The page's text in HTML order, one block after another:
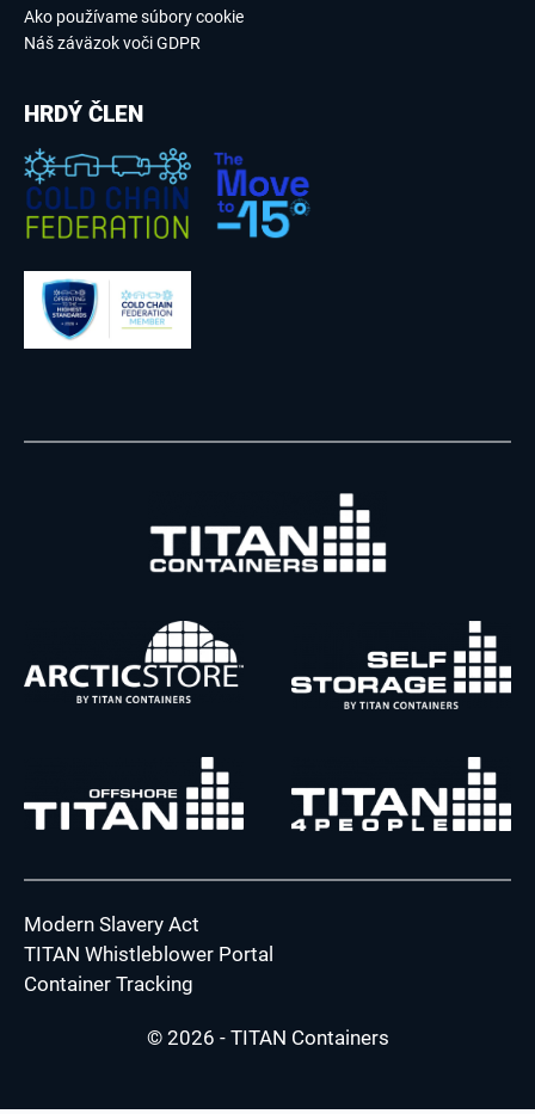
Ako používame súbory cookie
Náš záväzok voči GDPR
HRDÝ ČLEN
Modern Slavery Act
TITAN Whistleblower Portal
Container Tracking
© 2026 - TITAN Containers